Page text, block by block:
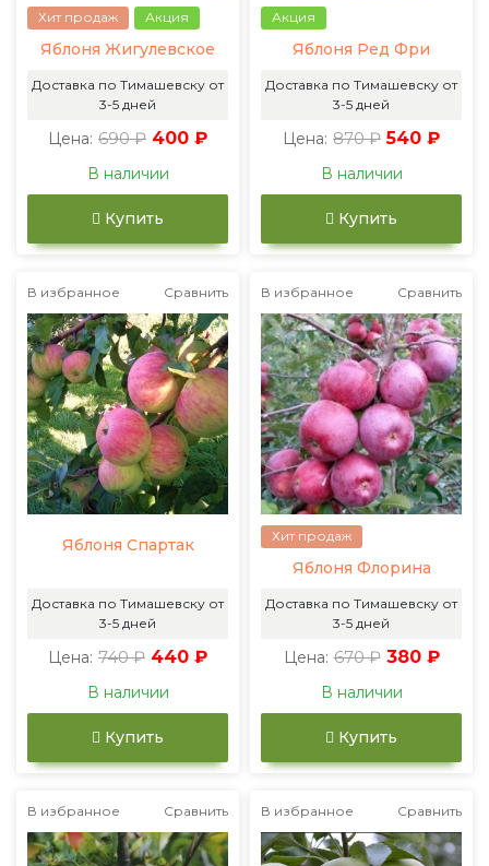
Хит продаж Акция
Яблоня Жигулевское
Доставка по Тимашевску от
3-5 дней
Цена: 690 ₽ 400 ₽
В наличии
Купить
Акция
Яблоня Ред Фри
Доставка по Тимашевску от
3-5 дней
Цена: 870 ₽ 540 ₽
В наличии
Купить
В избранное Сравнить
Яблоня Спартак
Доставка по Тимашевску от
3-5 дней
Цена: 740 ₽ 440 ₽
В наличии
Купить
В избранное Сравнить
Хит продаж
Яблоня Флорина
Доставка по Тимашевску от
3-5 дней
Цена: 670 ₽ 380 ₽
В наличии
Купить
В избранное Сравнить В избранное Сравнить